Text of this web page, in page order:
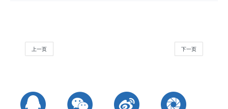
上一页 下一页